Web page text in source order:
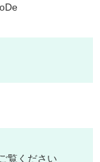
覧ください